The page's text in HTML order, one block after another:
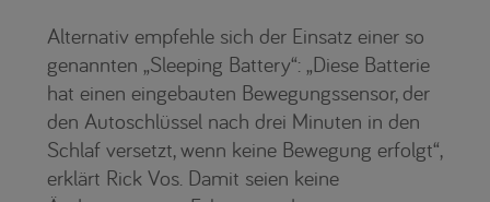
Alternativ empfehle sich der Einsatz einer so
genannten „Sleeping Battery“: „Diese Batterie
hat einen eingebauten Bewegungssensor, der
den Autoschlüssel nach drei Minuten in den
Schlaf versetzt, wenn keine Bewegung erfolgt“,
erklärt Rick Vos. Damit seien keine